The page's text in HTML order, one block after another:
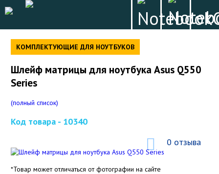
КОМПЛЕКТУЮЩИЕ ДЛЯ НОУТБУКОВ
Шлейф матрицы для ноутбука Asus Q550
Series
(полный список)
Код товара - 10340
0 отзыва
*Товар может отличаться от фотографии на сайте